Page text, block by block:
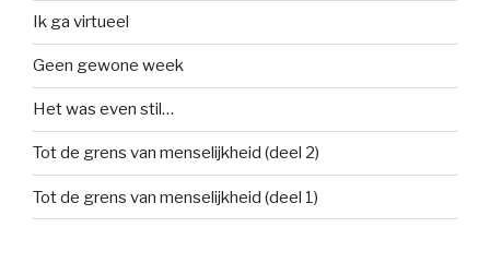
Ik ga virtueel
Geen gewone week
Het was even stil…
Tot de grens van menselijkheid (deel 2)
Tot de grens van menselijkheid (deel 1)